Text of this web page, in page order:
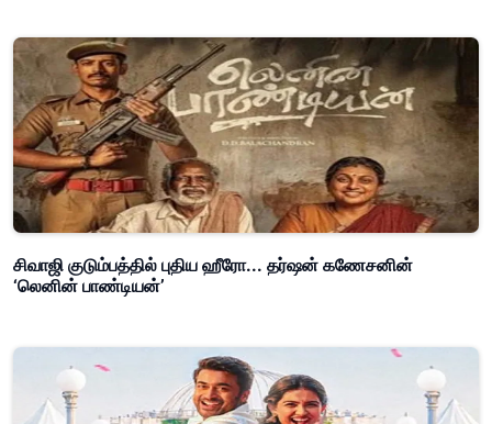
சிவாஜி குடும்பத்தில் புதிய ஹீரோ... தர்ஷன் கணேசனின்
‘லெனின் பாண்டியன்’